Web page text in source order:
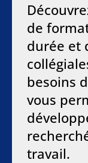
de
durée et
besoins
vous
travail.